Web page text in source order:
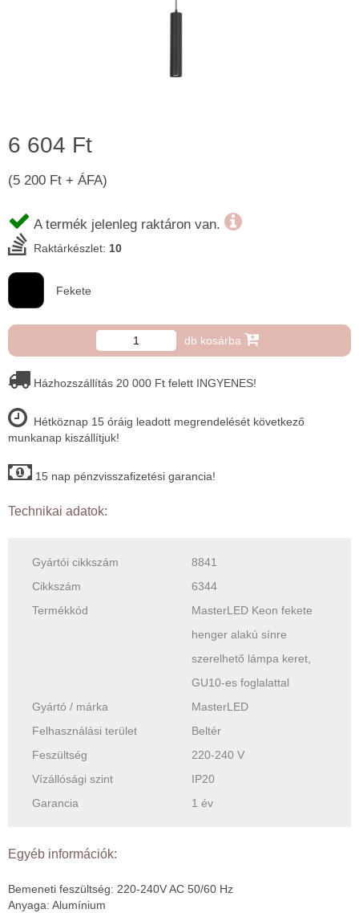
6 604 Ft
(5 200 Ft + ÁFA)
A termék jelenleg raktáron van.
Raktárkészlet: 10
Fekete
db kosárba
Házhozszállítás 20 000 Ft felett INGYENES!
Hétköznap 15 óráig leadott megrendelését következő
munkanap kiszállítjuk!
15 nap pénzvisszafizetési garancia!
Technikai adatok:
Gyártói cikkszám
8841
Cikkszám
6344
Termékkód
MasterLED Keon fekete
henger alakú sínre
szerelhető lámpa keret,
GU10-es foglalattal
Gyártó / márka
MasterLED
Felhasználási terület
Beltér
Feszültség
220-240 V
Vízállósági szint
IP20
Garancia
1 év
Egyéb információk:
Bemeneti feszültség: 220-240V AC 50/60 Hz
Anyaga: Alumínium